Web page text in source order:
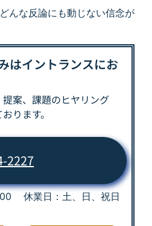
どんな反論にも動じない信念が
はイントランスにお
案、課題のヒヤリング
ります。
2227
休業日：土、日、祝日